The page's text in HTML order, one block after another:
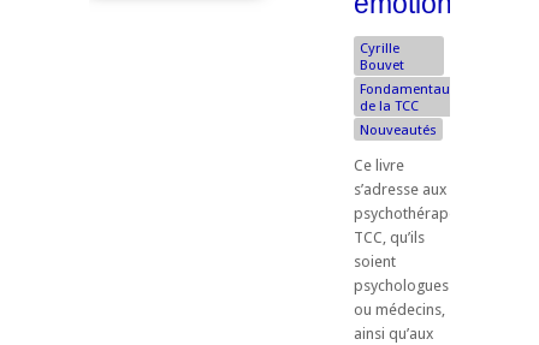
Cyrille
Bouvet
Fondamentaux
de la TCC
Nouveautés
Ce livre
s’adresse aux
psychothérapeutes
TCC, qu’ils
soient
psychologues
ou médecins,
ainsi qu’aux